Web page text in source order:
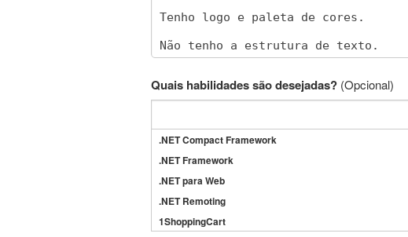
Quais habilidades são desejadas? (Opcional)
.NET Compact Framework
.NET Framework
.NET para Web
.NET Remoting
1ShoppingCart